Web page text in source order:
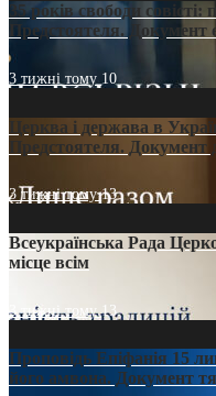
35 років свободи совісті:
Предстоятеля. Документ
3 тижні тому 10
Церква і держава в
Предстоятеля. Документ
3 тижні тому13
Всеукраїнська Рада
місце всім
3 тижні тому13
Проповідь Епіфанія 15
його амвона. Документ